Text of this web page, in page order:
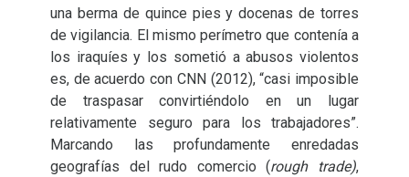
una berma de quince pies y docenas de torres
de vigilancia. El mismo perímetro que contenía a
los iraquíes y los sometió a abusos violentos
es, de acuerdo con CNN(2012), “casi imposible
de traspasar convirtiéndolo en un lugar
relativamente seguro para los trabajadores”.
Marcando las profundamente enredadas
geografías del rudo comercio (rough trade),